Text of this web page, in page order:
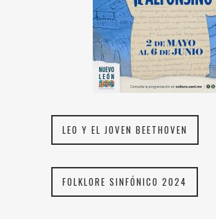
LEO Y EL JOVEN BEETHOVEN
FOLKLORE SINFÓNICO 2024